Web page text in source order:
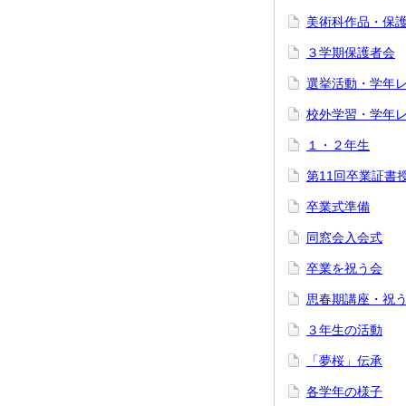
美術科作品・保
３学期保護者会
選挙活動・学年
校外学習・学年
１・２年生
第11回卒業証書
卒業式準備
同窓会入会式
卒業を祝う会
思春期講座・祝
３年生の活動
「夢桜」伝承
各学年の様子